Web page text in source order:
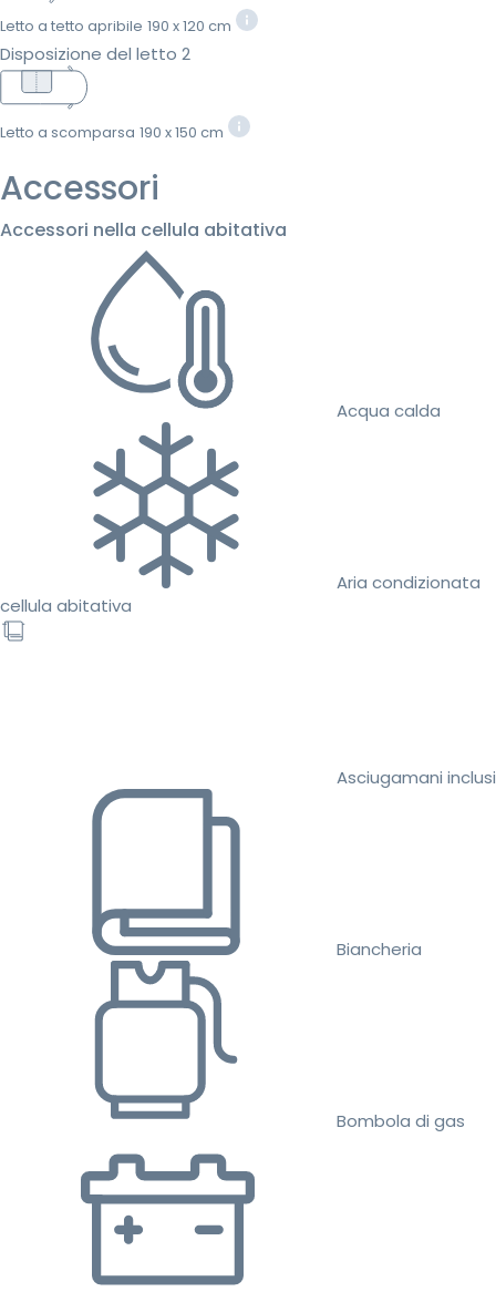
Letto a tetto apribile 190 x 120 cm
Disposizione del letto 2
Letto a scomparsa 190 x 150 cm
Accessori
Accessori nella cellula abitativa
Acqua calda
Aria condizionata
cellula abitativa
Asciugamani inclusi
Biancheria
Bombola di gas